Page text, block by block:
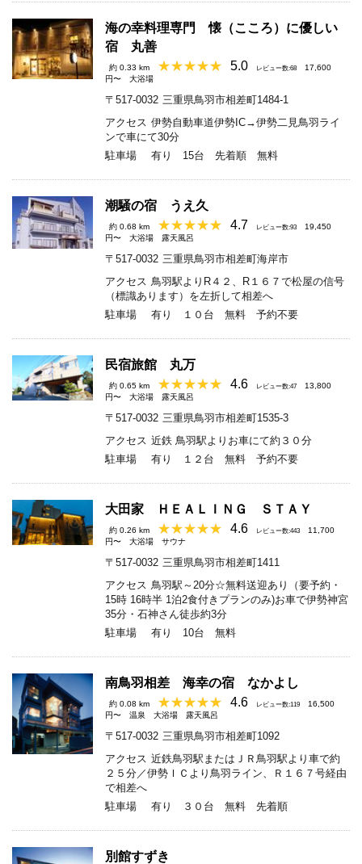
海の幸料理専門 懐（こころ）に優しい
宿 丸善
約 0.33 km 5.0 レビュー数:68
17,600
円〜
大浴場
〒517-0032 三重県鳥羽市相差町1484-1
アクセス 伊勢自動車道伊勢IC→伊勢二見鳥羽ライ
ンで車にて30分
駐車場
有り 15台 先着順 無料
潮騒の宿 うえ久
約 0.68 km 4.7 レビュー数:93
19,450
円〜
大浴場 露天風呂
〒517-0032 三重県鳥羽市相差町海岸市
アクセス 鳥羽駅よりR４２、R１６７で松屋の信号
（標識あります）を左折して相差へ
駐車場
有り １０台 無料 予約不要
民宿旅館 丸万
約 0.65 km 4.6 レビュー数:47
13,800
円〜
大浴場 露天風呂
〒517-0032 三重県鳥羽市相差町1535-3
アクセス 近鉄 鳥羽駅よりお車にて約３０分
駐車場
有り １２台 無料 予約不要
大田家 ＨＥＡＬＩＮＧ ＳＴＡＹ
約 0.26 km 4.6 レビュー数:443
11,700
円〜
大浴場 サウナ
〒517-0032 三重県鳥羽市相差町1411
アクセス 鳥羽駅～20分☆無料送迎あり（要予約・
15時 16時半 1泊2食付きプランのみ)お車で伊勢神宮
35分・石神さん徒歩約3分
駐車場
有り 10台 無料
南鳥羽相差 海幸の宿 なかよし
約 0.08 km 4.6 レビュー数:119
16,500
円〜
温泉 大浴場 露天風呂
〒517-0032 三重県鳥羽市相差町1092
アクセス 近鉄鳥羽駅またはＪＲ鳥羽駅より車で約
２５分／伊勢ＩＣより鳥羽ライン、Ｒ１６７号経由
で相差へ
駐車場
有り ３０台 無料 先着順
別館すずき